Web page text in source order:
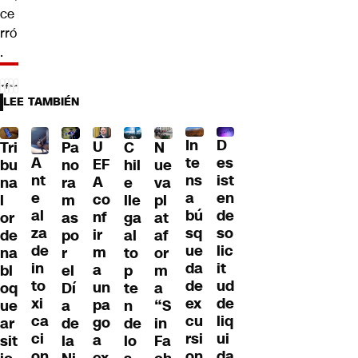
ce
rró
.
LEE TAMBIÉN
Tri
bu
na
l
or
de
na
bl
oq
ue
ar
sit
A
nt
e
al
za
de
in
to
xi
ca
ci
Pa
no
ra
m
as
po
r
el
Dí
a
de
la
U
EF
A
co
nf
ir
m
a
un
pa
go
a
C
hil
e
lle
ga
al
to
p
te
n
de
lo
N
ue
va
pl
at
af
or
m
a
“S
in
Fa
In
te
ns
a
bú
sq
ue
da
de
ex
cu
rsi
D
es
ist
en
de
so
lic
it
ud
de
liq
ui